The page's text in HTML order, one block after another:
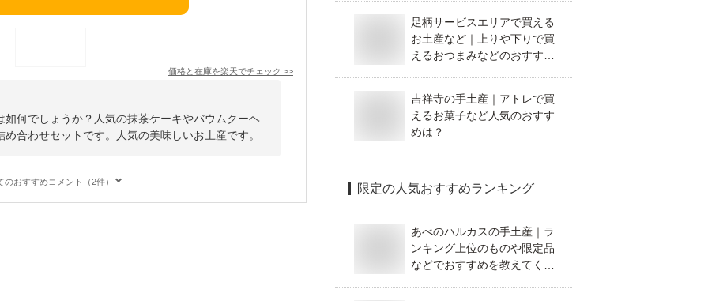
価格と在庫を楽天でチェック >>
何でしょうか？人気の抹茶ケーキやバウムクーヘ
合わせセットです。人気の美味しいお土産です。
のおすすめコメント（2件）
足柄サービスエリアで買える
お土産など｜上りや下りで買
えるおつまみなどのおすすめ
吉祥寺の手土産｜アトレで買
えるお菓子など人気のおすす
めは？
限定の人気おすすめランキング
あべのハルカスの手土産｜ラ
ンキング上位のものや限定品
などでおすすめを教えてくだ